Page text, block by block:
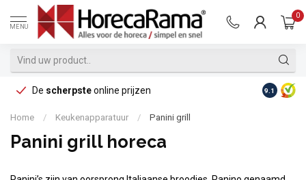
MENU
0
De scherpsteonline prijzen Op
9.1
Home / Keukenapparatuur / Panini grill
Panini grill horeca